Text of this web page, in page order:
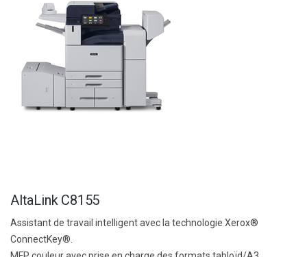
AltaLink C8155
Assistant de travail intelligent avec la technologie Xerox®
ConnectKey®.